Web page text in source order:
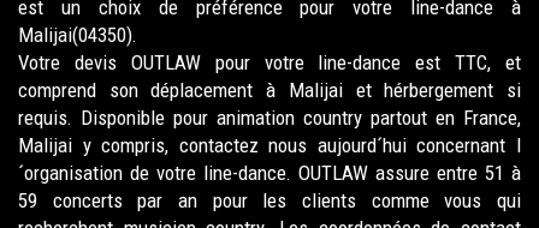
est un choix de préférence pour votre line-dance à
Malijai(04350).
Votre devis OUTLAW pour votre line-dance est TTC, et
comprend son déplacement à Malijai et hérbergement si
requis. Disponible pour animation country partout en France,
Malijai y compris, contactez nous aujourd´hui concernant l
´organisation de votre line-dance. OUTLAW assure entre 51 à
59 concerts par an pour les clients comme vous qui